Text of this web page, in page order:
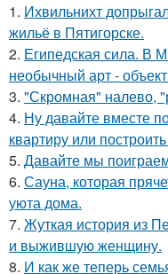
1. Ихвильнихт
жильё в Пятигорске.
2. Египедская сила. В
необычный арт -
3. "Скромная" налево,
4. Ну давайте вместе
квартиру или
5. Давайте мы
6. Сауна, которая
уюта дома.
7. Жуткая история из
и выжившую женщину.
8. И как же теперь